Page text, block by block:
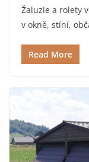
Žaluzie a rolety
v okně, stíní,
Read More